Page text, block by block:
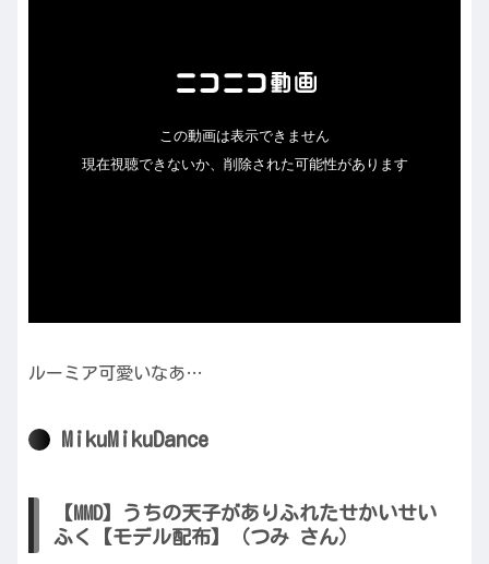
ルーミア可愛いなあ…
MikuMikuDance
【MMD】うちの天子がありふれたせかいせい
ふく【モデル配布】（つみ さん）